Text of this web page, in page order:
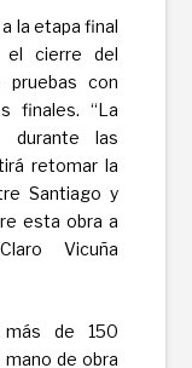
la etapa final
el cierre del
pruebas con
finales. “La
durante las
retomar la
Santiago y
esta obra a
Vicuña
más de 150
de obra